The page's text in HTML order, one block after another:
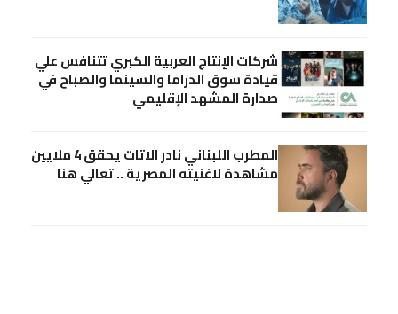
شركات الإنتاج العربية الكبري تتنافس علي
قيادة سوق الدراما والسينما والصباح في
صدارة المشهد الإقليمي
المطرب اللبناني نادر الاتات يحقق 4 ملايين
مشاهدة لاغنيته المصرية .. تعالي هنا